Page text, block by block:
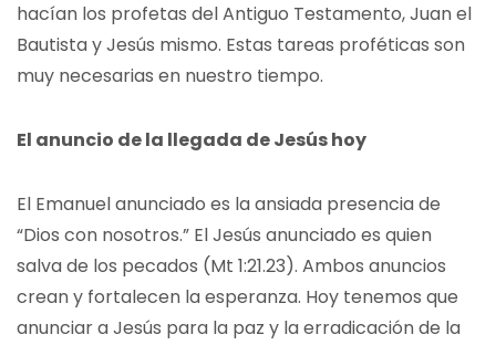
hacían los profetas del Antiguo Testamento, Juan el
Bautista y Jesús mismo. Estas tareas proféticas son
muy necesarias en nuestro tiempo.
El anuncio de la llegada de Jesús hoy
El Emanuel anunciado es la ansiada presencia de
“Dios con nosotros.” El Jesús anunciado es quien
salva de los pecados (Mt 1:21.23). Ambos anuncios
crean y fortalecen la esperanza. Hoy tenemos que
anunciar a Jesús para la paz y la erradicación de la